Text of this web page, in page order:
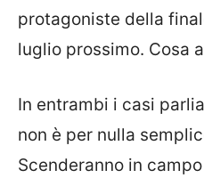
protagoniste della
luglio prossimo. Cosa
In entrambi i casi
non è per nulla
Scenderanno in